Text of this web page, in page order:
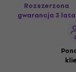
Rozszerzona
gwarancja 3 lata